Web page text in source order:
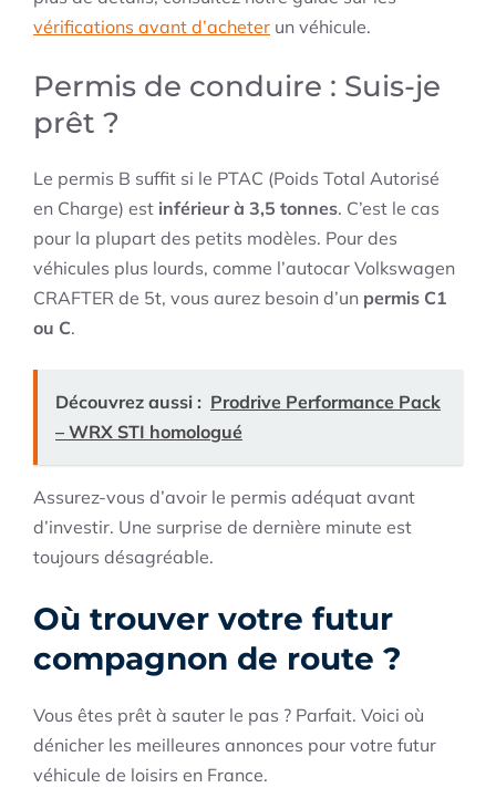
vérifications avant d’acheter un véhicule.
Permis de conduire : Suis-je
prêt ?
Le permis B suffit si le PTAC (Poids Total Autorisé
en Charge) est inférieur à 3,5 tonnes. C’est le cas
pour la plupart des petits modèles. Pour des
véhicules plus lourds, comme l’autocar Volkswagen
CRAFTER de 5t, vous aurez besoin d’un permis C1
ou C.
Découvrez aussi : Prodrive Performance Pack
– WRX STI homologué
Assurez-vous d’avoir le permis adéquat avant
d’investir. Une surprise de dernière minute est
toujours désagréable.
Où trouver votre futur
compagnon de route ?
Vous êtes prêt à sauter le pas ? Parfait. Voici où
dénicher les meilleures annonces pour votre futur
véhicule de loisirs en France.